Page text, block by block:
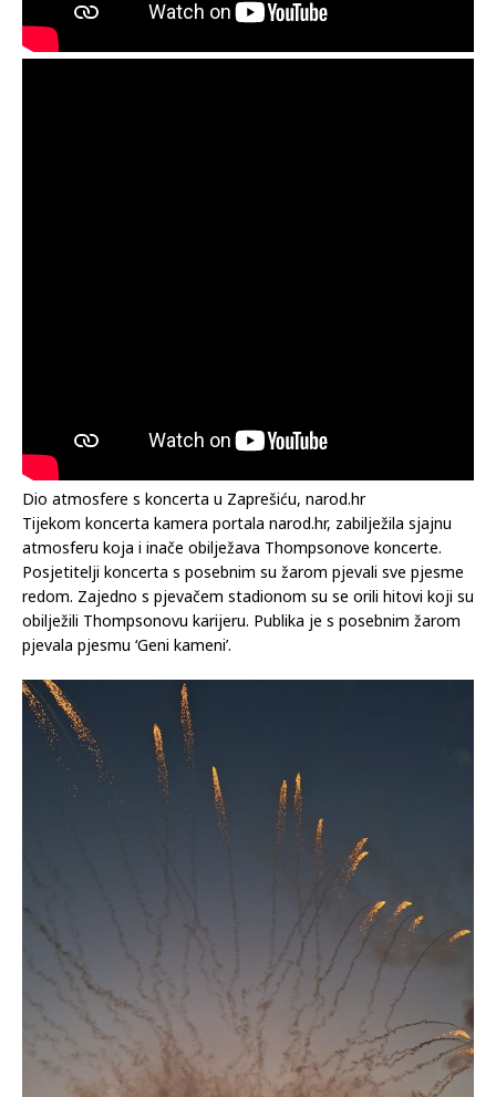
Dio atmosfere s koncerta u Zaprešiću, narod.hr
Tijekom koncerta kamera portala narod.hr, zabilježila sjajnu
atmosferu koja i inače obilježava Thompsonove koncerte.
Posjetitelji koncerta s posebnim su žarom pjevali sve pjesme
redom. Zajedno s pjevačem stadionom su se orili hitovi koji su
obilježili Thompsonovu karijeru. Publika je s posebnim žarom
pjevala pjesmu ‘Geni kameni’.